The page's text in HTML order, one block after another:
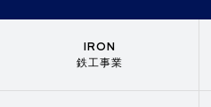
IRON
鉄工事業